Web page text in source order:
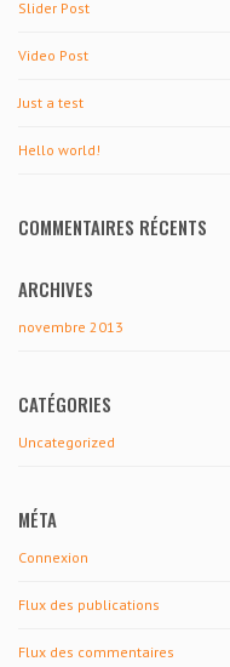
Slider Post
Video Post
Just a test
Hello world!
COMMENTAIRES RÉCENTS
ARCHIVES
novembre 2013
CATÉGORIES
Uncategorized
MÉTA
Connexion
Flux des publications
Flux des commentaires